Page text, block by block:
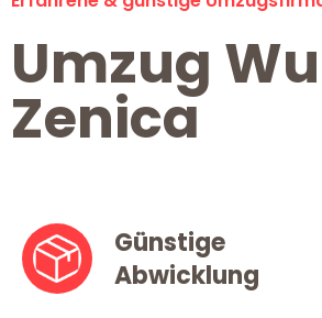
Umzug
Zenica
Günstige
Abwicklung